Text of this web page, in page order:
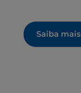
Saiba mais